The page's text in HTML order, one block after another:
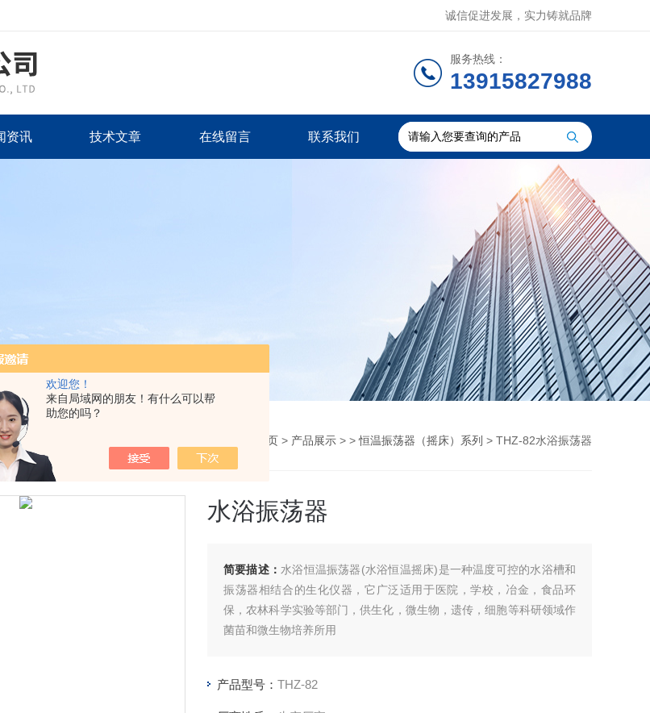
欢迎您！
来自局域网的朋友！有什么可以帮
助您的吗？
诚信促进发展，实力铸就品牌
服务热线：
13915827988
资讯 技术文章 在线留言 联系我们
网站首页 > 产品展示 > >恒温振荡器（摇床）系列 > THZ-82水浴振荡器
水浴振荡器
简要描述： 水浴恒温振荡器(水浴恒温摇床)是一种温度可控的水浴槽和
振荡器相结合的生化仪器，它广泛适用于医院，学校，冶金，食品环
保，农林科学实验等部门，供生化，微生物，遗传，细胞等科研领域作
菌苗和微生物培养所用
产品型号： THZ-82